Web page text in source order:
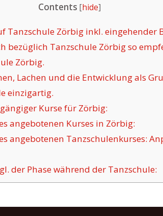
Contents [hide]
Tanzschule Zörbig inkl. eingehender
bezüglich Tanzschule Zörbig so
Zörbig.
Lachen und die Entwicklung als
einzigartig.
Kurse für Zörbig:
angebotenen Kurses in Zörbig:
angebotenen Tanzschulenkurses:
der Phase während der Tanzschule: